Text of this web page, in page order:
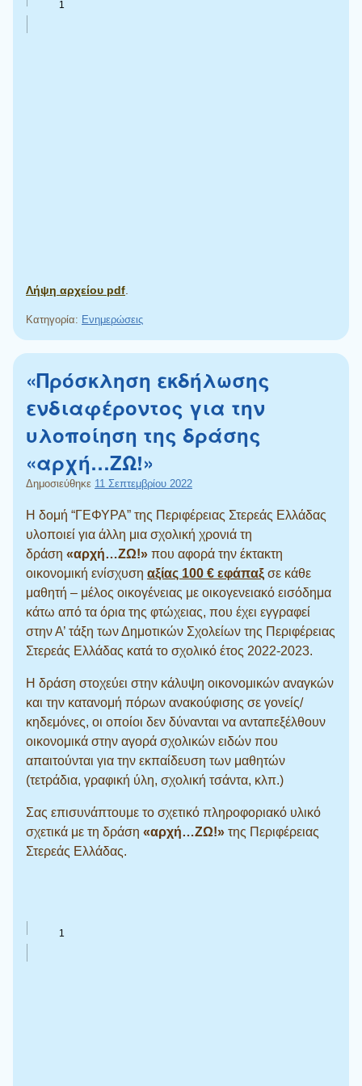
Λήψη αρχείου pdf
Κατηγορία: Ενημερώσεις
«Πρόσκληση εκδήλωσης
ενδιαφέροντος για την
υλοποίηση της δράσης
«αρχή…ΖΩ!»
Δημοσιεύθηκε 11 Σεπτεμβρίου 2022
Η δομή “ΓΕΦΥΡΑ” της Περιφέρειας Στερεάς Ελλάδας
υλοποιεί για άλλη μια σχολική χρονιά τη
δράση «αρχή…ΖΩ!» που αφορά την έκτακτη
οικονομική ενίσχυση αξίας 100 € εφάπαξ σε κάθε
μαθητή – μέλος οικογένειας με οικογενειακό εισόδημα
κάτω από τα όρια της φτώχειας, που έχει εγγραφεί
στην Α’ τάξη των Δημοτικών Σχολείων της Περιφέρειας
Στερεάς Ελλάδας κατά το σχολικό έτος 2022-2023.
Η δράση στοχεύει στην κάλυψη οικονομικών αναγκών
και την κατανομή πόρων ανακούφισης σε γονείς/
κηδεμόνες, οι οποίοι δεν δύνανται να ανταπεξέλθουν
οικονομικά στην αγορά σχολικών ειδών που
απαιτούνται για την εκπαίδευση των μαθητών
(τετράδια, γραφική ύλη, σχολική τσάντα, κλπ.)
Σας επισυνάπτουμε το σχετικό πληροφοριακό υλικό
σχετικά με τη δράση «αρχή…ΖΩ!» της Περιφέρειας
Στερεάς Ελλάδας.